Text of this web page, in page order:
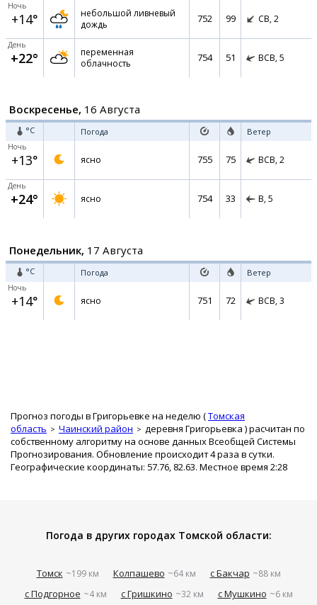
Ночь
+14°
небольшой ливневый
дождь
752 99 СВ, 2
День
+22°
переменная
облачность
754 51 ВСВ, 5
Воскресенье, 16 Августа
°C Погода Ветер
Ночь
+13° ясно 755 75 ВСВ, 2
День
+24° ясно 754 33 В, 5
Понедельник, 17 Августа
°C Погода Ветер
Ночь
+14° ясно 751 72 ВСВ, 3
Прогноз погоды в Григорьевке на неделю (Томская
область
Чаинский район деревня Григорьевка ) расчитан по
собственному алгоритму на основе данных Всеобщей Системы
Прогнозирования. Обновление происходит 4 раза в сутки.
Географические координаты: 57.76, 82.63. Местное время 2:28
Погода в других городах Томской области:
Томск ~199 км Колпашево ~64 км с Бакчар ~88 км
с Подгорное ~4 км с Гришкино ~32 км с Мушкино ~6 км